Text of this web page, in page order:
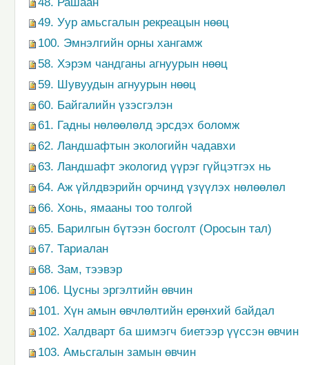
49. Уур амьсгалын рекреацын нөөц
100. Эмнэлгийн орны хангамж
58. Хэрэм чандганы агнуурын нөөц
59. Шувуудын агнуурын нөөц
60. Байгалийн үзэсгэлэн
61. Гадны нөлөөлөлд эрсдэх боломж
62. Ландшафтын экологийн чадавхи
63. Ландшафт экологид үүрэг гүйцэтгэх нь
64. Аж үйлдвэрийн орчинд үзүүлэх нөлөөлөл
66. Хонь, ямааны тоо толгой
65. Барилгын бүтээн босголт (Оросын тал)
67. Тариалан
68. Зам, тээвэр
106. Цусны эргэлтийн өвчин
101. Хүн амын өвчлөлтийн ерөнхий байдал
102. Халдварт ба шимэгч биетээр үүссэн өвчин
103. Амьсгалын замын өвчин